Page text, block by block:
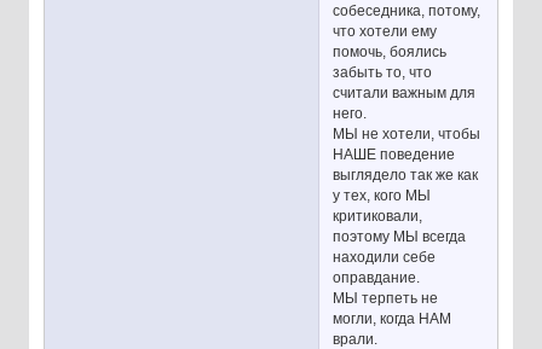
собеседника, потому,
что хотели ему
помочь, боялись
забыть то, что
считали важным для
него.
МЫ не хотели, чтобы
НАШЕ поведение
выглядело так же как
у тех, кого МЫ
критиковали,
поэтому МЫ всегда
находили себе
оправдание.
МЫ терпеть не
могли, когда НАМ
врали.